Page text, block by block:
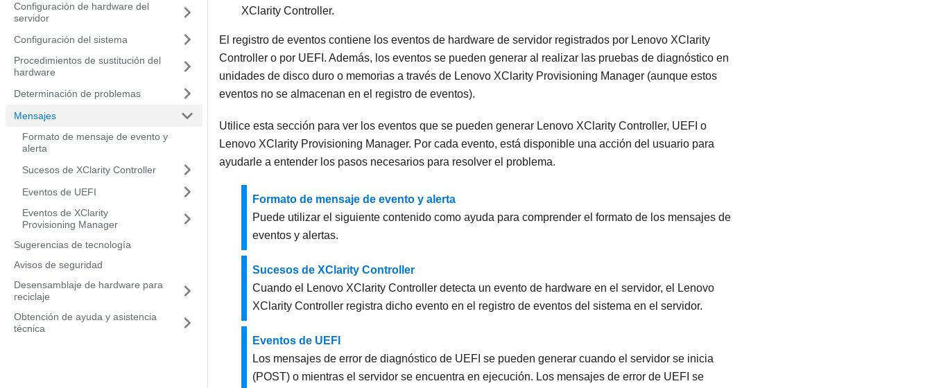
Configuración de hardware del
servidor
Configuración del sistema
Procedimientos de sustitución del
hardware
Determinación de problemas
Mensajes
Formato de mensaje de evento y
alerta
Sucesos de XClarity Controller
Eventos de UEFI
Eventos de XClarity
Provisioning Manager
Sugerencias de tecnología
Avisos de seguridad
Desensamblaje de hardware para
reciclaje
Obtención de ayuda y asistencia
técnica
XClarity Controller.
El registro de eventos contiene los eventos de hardware de servidor registrados por Lenovo XClarity
Controller o por UEFI. Además, los eventos se pueden generar al realizar las pruebas de diagnóstico en
unidades de disco duro o memorias a través de Lenovo XClarity Provisioning Manager (aunque estos
eventos no se almacenan en el registro de eventos).
Utilice esta sección para ver los eventos que se pueden generar Lenovo XClarity Controller, UEFI o
Lenovo XClarity Provisioning Manager. Por cada evento, está disponible una acción del usuario para
ayudarle a entender los pasos necesarios para resolver el problema.
Formato de mensaje de evento y alerta
Puede utilizar el siguiente contenido como ayuda para comprender el formato de los mensajes de
eventos y alertas.
Sucesos de XClarity Controller
Cuando el
Lenovo XClarity Controller detecta un evento de hardware en el servidor, el
Lenovo
XClarity Controller registra dicho evento en el registro de eventos del sistema en el servidor.
Eventos de UEFI
Los mensajes de error de diagnóstico de UEFI se pueden generar cuando el servidor se inicia
(POST) o mientras el servidor se encuentra en ejecución. Los mensajes de error de UEFI se